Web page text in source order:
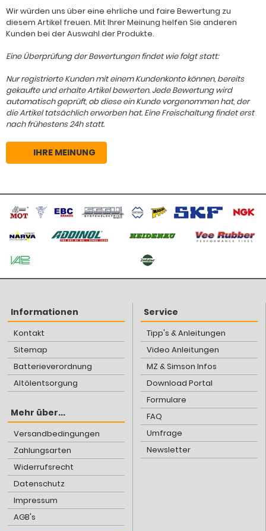
Wir würden uns über eine ehrliche und faire Bewertung zu
diesem Artikel freuen. Mit Ihrer Meinung helfen Sie anderen
Kunden bei der Auswahl der Produkte.
Eine Überprüfung der Bewertungen findet wie folgt statt:
Nur registrierte Kunden mit einem Kundenkonto können, bereits
gekaufte und erhalte Artikel bewerten. Jede Bewertung wird
automatisch geprüft, ob diese ein Kunde vorgenommen hat, der
die Artikel tatsächlich erworben hat. Eine Freischaltung findet erst
nach frühestens 24h statt.
IHRE MEINUNG
Informationen
Kontakt
Sitemap
Batterieverordnung
Altölentsorgung
Mehr über...
Versandbedingungen
Zahlungsarten
Widerrufsrecht
Datenschutz
Impressum
AGB's
Service
Tipp's & Anleitungen
Video Anleitungen
MZ & Simson Infos
Download Portal
Formulare
FAQ
Umfrage
Newsletter